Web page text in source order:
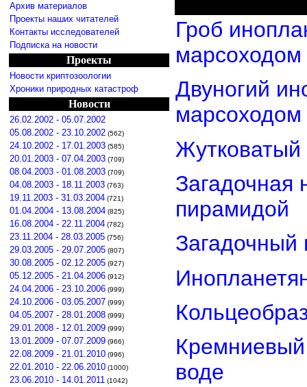
Архив материалов
Проекты наших читателей
Контакты исследователей
Подписка на новости
Проекты
Новости криптозоологии
Хроники природных катастроф
Новости
26.02.2002 - 05.07.2002
05.08.2002 - 23.10.2002 (562)
24.10.2002 - 17.01.2003 (585)
20.01.2003 - 07.04.2003 (709)
08.04.2003 - 01.08.2003 (709)
04.08.2003 - 18.11.2003 (763)
19.11.2003 - 31.03.2004 (721)
01.04.2004 - 13.08.2004 (825)
16.08.2004 - 22.11.2004 (782)
23.11.2004 - 28.03.2005 (756)
29.03.2005 - 29.07.2005 (807)
30.08.2005 - 02.12.2005 (927)
05.12.2005 - 21.04.2006 (912)
24.04.2006 - 23.10.2006 (999)
24.10.2006 - 03.05.2007 (999)
04.05.2007 - 28.01.2008 (999)
29.01.2008 - 12.01.2009 (999)
13.01.2009 - 07.07.2009 (966)
22.08.2009 - 21.01.2010 (996)
22.01.2010 - 22.06.2010 (1000)
23.06.2010 - 14.01.2011 (1042)
Гроб
марсоходом
Двуногий
марсоходом
Загадочная
пирамидой
воде